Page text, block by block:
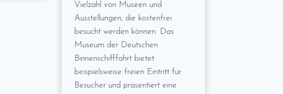
Vielzahl von Museen und
Ausstellungen, die kostenfrei
besucht werden können. Das
Museum der Deutschen
Binnenschifffahrt bietet
beispielsweise freien Eintritt für
Besucher und präsentiert eine